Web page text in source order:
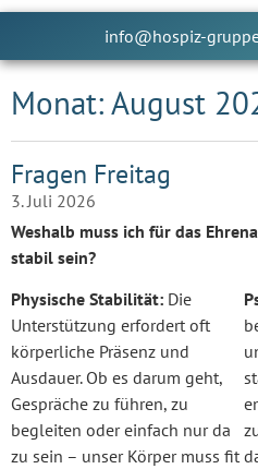
info@hospiz-
Monat: August
Fragen Freitag
3. Juli 2026
Weshalb muss ich für das
stabil sein?
Physische Stabilität: Die
Unterstützung erfordert oft
körperliche Präsenz und
Ausdauer. Ob es darum geht,
Gespräche zu führen, zu
begleiten oder einfach nur da
zu sein – unser Körper muss fit